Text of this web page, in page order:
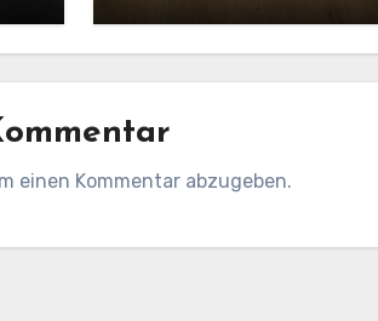
einen Kommentar abzugeben.